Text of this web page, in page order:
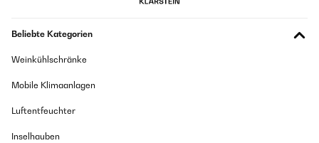
Beliebte Kategorien
Weinkühlschränke
Mobile Klimaanlagen
Luftentfeuchter
Inselhauben